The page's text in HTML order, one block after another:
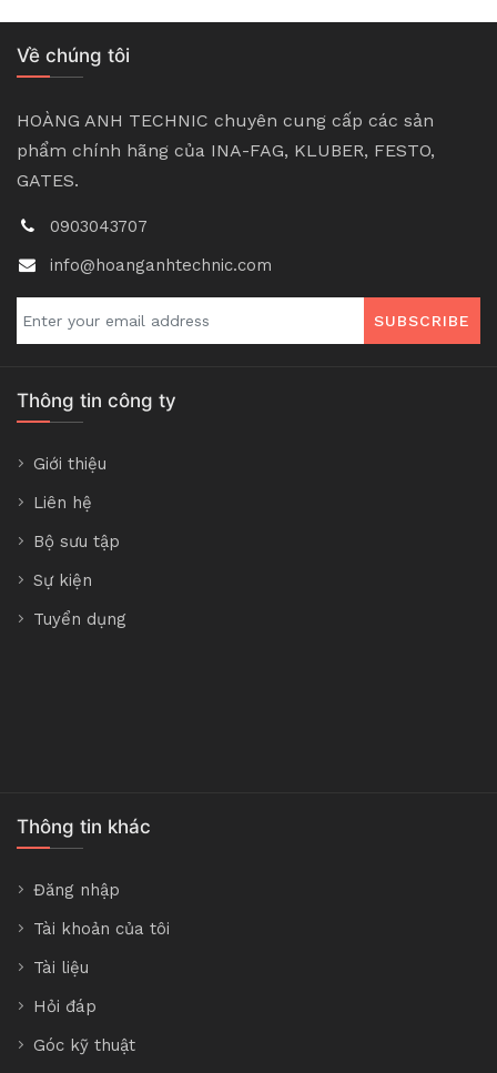
Về chúng tôi
HOÀNG ANH TECHNIC chuyên cung cấp các sản
phẩm chính hãng của INA-FAG, KLUBER, FESTO,
GATES.
0903043707
info@hoanganhtechnic.com
SUBSCRIBE
Thông tin công ty
Giới thiệu
Liên hệ
Bộ sưu tập
Sự kiện
Tuyển dụng
Thông tin khác
Đăng nhập
Tài khoản của tôi
Tài liệu
Hỏi đáp
Góc kỹ thuật